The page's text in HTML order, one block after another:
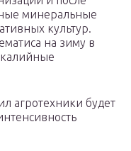
минеральные
культур.
на зиму в
агротехники будет